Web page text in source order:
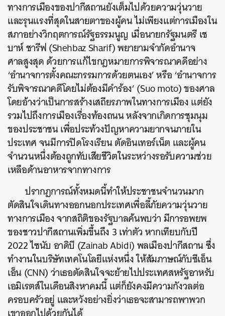
ทางการเมืองของปากีสถานยังเต็มไปด้วยความวุ่นวาย
และรุนแรงที่สุดในสายตาของผู้คน ไม่เพียงแต่การเมืองใน
สภาอย่างวิกฤตการณ์รัฐธรรมนูญ เมื่อนายกรัฐมนตรี เช
บาห์ ชารีฟ (Shehbaz Sharif) พยายามจำกัดอำนาจ
ศาลสูงสุด ด้วยการแก้ไขกฎหมายการพิจารณาคดีอย่าง
‘อำนาจการตั้งคณะกรรมการด้วยตนเอง’ หรือ ‘อำนาจการ
รับพิจารณาคดีโดยไม่ต้องมีคำร้อง’ (Suo moto) ของศาล
โดยอ้างว่าเป็นการสร้างเสถียรภาพในทางการเมือง แต่ยัง
รวมไปถึงการเมืองเรื่องท้องถนน หลังจากเกิดการชุมนุม
ของประชาชน เพื่อประท้วงปัญหาความยากจนภายใน
ประเทศ จนมีการปิดโรงเรียน ตัดอินเทอร์เน็ต และผู้คน
จำนวนหนึ่งต้องถูกทับเสียชีวิตในระหว่างรอรับความช่วย
เหลือด้านอาหารจากทางการ
ปรากฏการณ์ทั้งหมดนี้ทำให้ประชาชนจำนวนมาก
ตัดสินใจเดินทางออกนอกประเทศเพื่อลี้ภัยความวุ่นวาย
ทางการเมือง จากสถิติของรัฐบาลค้นพบว่า มีการอพยพ
ของชาวปากีสถานเพิ่มขึ้นถึง 3 เท่าตัว หากเทียบกับปี
2022 ไซนับ อาดิบี (Zainab Abidi)พลเมืองปากีสถาน ซึ่ง
ทำงานในบริษัทเทคโนโลยีแห่งหนึ่ง ให้สัมภาษณ์กับซีเอ็น
เอ็น (CNN) ว่าเธอตัดสินใจจะย้ายไปประเทศสหรัฐอาหรับ
เอมิเรตส์ในเดือนสิงหาคมนี้ แต่ก็ยังคงมีความกังวลต่อ
ครอบครัวอยู่ และหวังอย่างยิ่งว่าเธอจะสามารถพาพวก
ค้นหา
SHARE TWEET LINE EMAIL